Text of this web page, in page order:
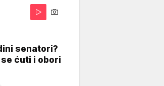
senatori?
ćuti i obori